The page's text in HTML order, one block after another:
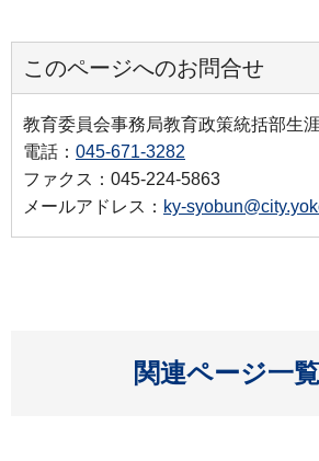
このページへのお問合せ
教育委員会事務局教育政策統括部生
電話： 045-671-3282
ファクス：045-224-5863
メールアドレス： ky-
関連ページ一覧
開く